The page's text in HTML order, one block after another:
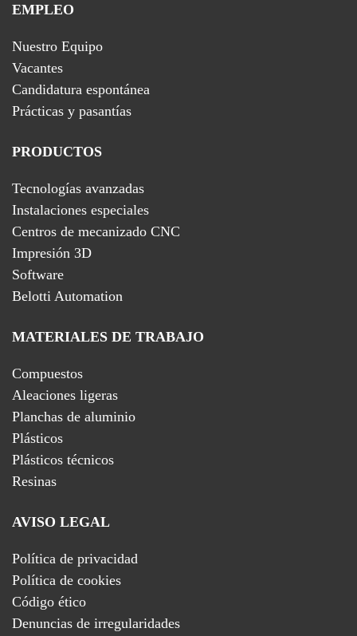
EMPLEO
Nuestro Equipo
Vacantes
Candidatura espontánea
Prácticas y pasantías
PRODUCTOS
Tecnologías avanzadas
Instalaciones especiales
Centros de mecanizado CNC
Impresión 3D
Software
Belotti Automation
MATERIALES DE TRABAJO
Compuestos
Aleaciones ligeras
Planchas de aluminio
Plásticos
Plásticos técnicos
Resinas
AVISO LEGAL
Política de privacidad
Política de cookies
Código ético
Denuncias de irregularidades